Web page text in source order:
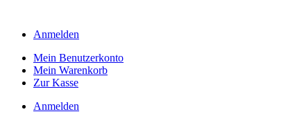
Anmelden
Mein Benutzerkonto
Mein Warenkorb
Zur Kasse
Anmelden